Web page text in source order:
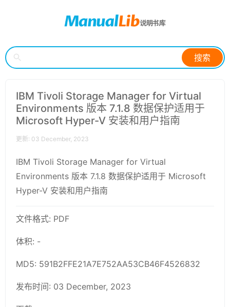
搜索
IBM Tivoli Storage Manager for Virtual
Environments 版本 7.1.8 数据保护适用于
Microsoft Hyper-V 安装和用户指南
更新: 03 December, 2023
IBM Tivoli Storage Manager for Virtual
Environments 版本 7.1.8 数据保护适用于 Microsoft
Hyper-V 安装和用户指南
文件格式: PDF
体积: -
MD5: 591B2FFE21A7E752AA53CB46F4526832
发布时间: 03 December, 2023